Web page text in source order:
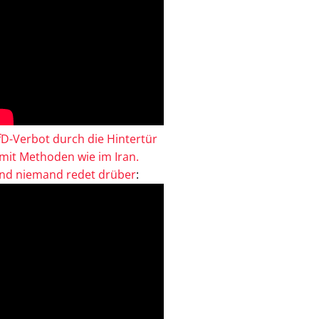
Verbot durch die Hintertür
Methoden wie im Iran.
niemand redet drüber: